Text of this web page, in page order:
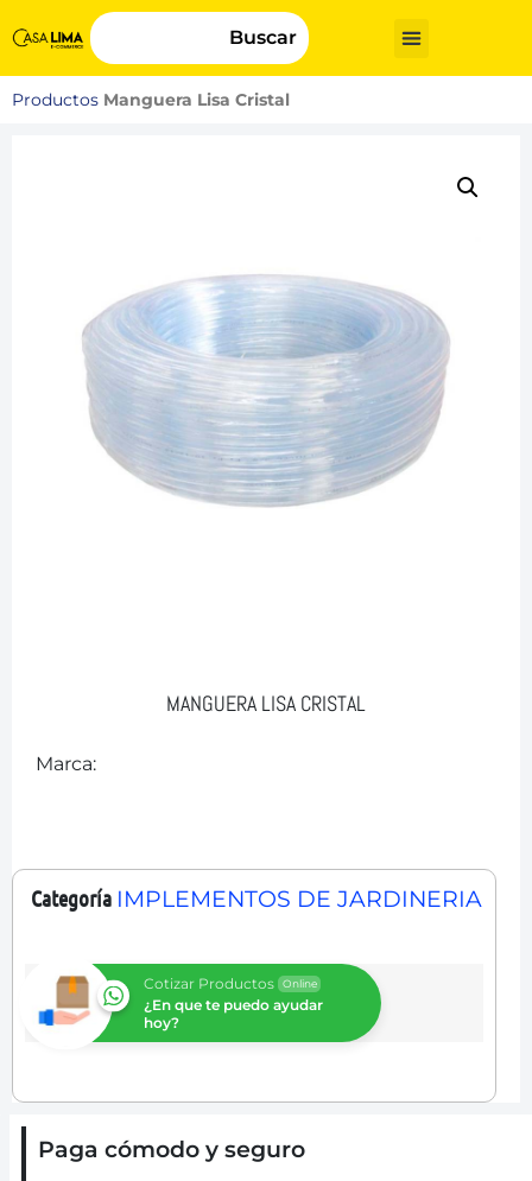
Buscar
Productos Manguera Lisa Cristal
MANGUERA LISA CRISTAL
Marca:
Categoría IMPLEMENTOS DE JARDINERIA
Cotizar Productos Online
¿En que te puedo ayudar
hoy?
Paga cómodo y seguro